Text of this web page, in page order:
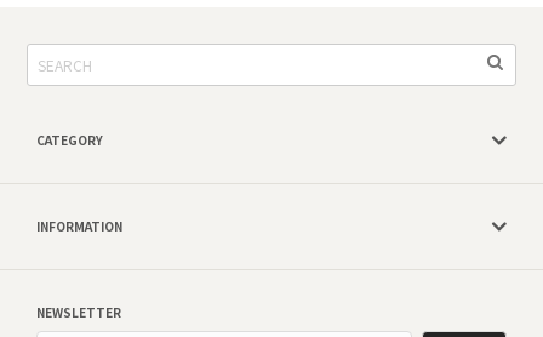
CATEGORY
INFORMATION
NEWSLETTER